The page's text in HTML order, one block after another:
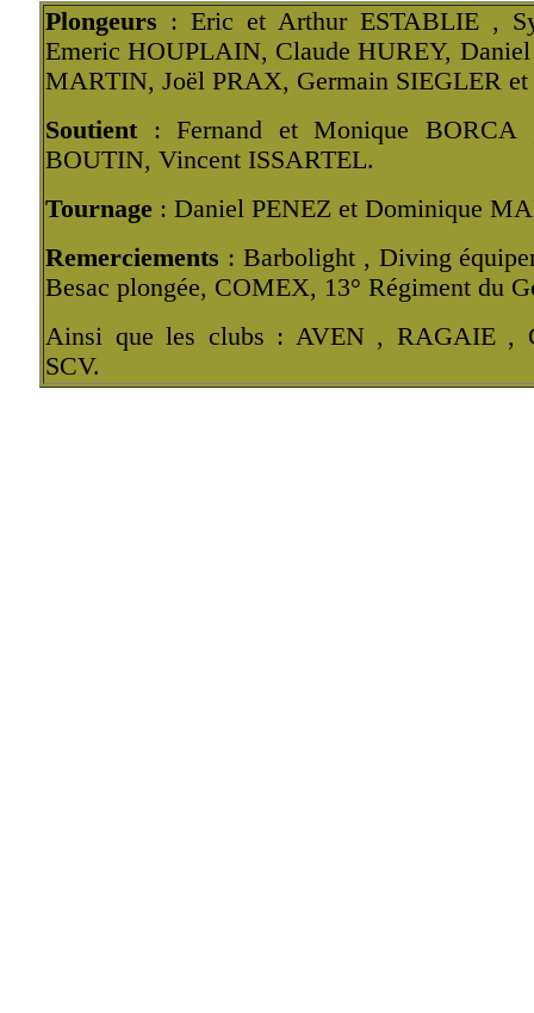
Plongeurs : Eric et Arthur ESTABLIE ,
Emeric HOUPLAIN, Claude HUREY,
MARTIN, Joël PRAX, Germain SIEGLER et
Soutient : Fernand et Monique BORCA
BOUTIN, Vincent ISSARTEL.
Tournage : Daniel PENEZ et Dominique
Remerciements : Barbolight , Diving
Besac plongée, COMEX, 13° Régiment du
Ainsi que les clubs : AVEN , RAGAIE ,
SCV.